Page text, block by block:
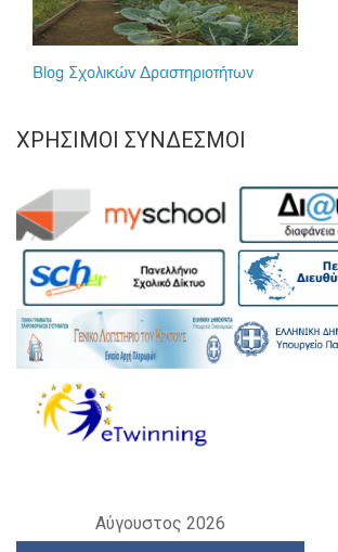
ΧΡΉΣΙΜΟΙ ΣΎΝΔΕΣΜΟΙ
Αύγουστος 2026